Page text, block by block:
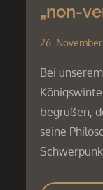
„non-
26. November
Bei
begrüßen,
seine